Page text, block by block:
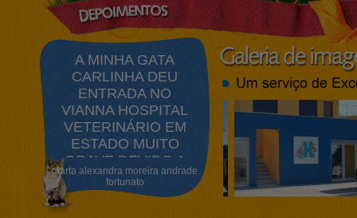
A MINHA GATA
CARLINHA DEU
ENTRADA NO
VIANNA HOSPITAL
VETERINÁRIO EM
ESTADO MUITO
GRAVE DEVIDO A
UMA INTOXICAÇÃO.
[M...
marta alexandra moreira andrade
fortunato